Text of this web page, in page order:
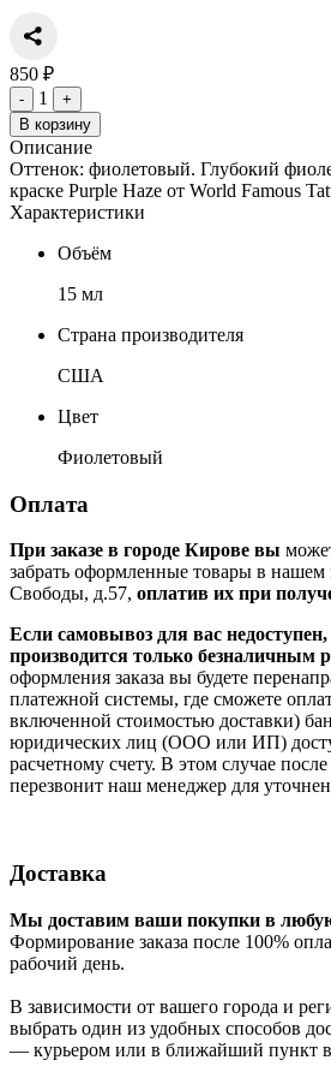
850 ₽
- 1
+
В корзину
Описание
Оттенок: фиолетовый. Глубокий
краске Purple Haze от World Famous
Характеристики
Объём
15 мл
Страна производителя
США
Цвет
Фиолетовый
Оплата
При заказе в городе Кирове вы
забрать оформленные товары в нашем
Свободы, д.57, оплатив их при
Если самовывоз для вас недоступен,
производится только безналичным
оформления заказа вы будете
платежной системы, где сможете
включенной стоимостью доставки)
юридических лиц (ООО или ИП)
расчетному счету. В этом случае
перезвонит наш менеджер для
Доставка
Мы доставим ваши покупки в
Формирование заказа после 100%
рабочий день.
В зависимости от вашего города и
выбрать один из удобных способов
— курьером или в ближайший пункт